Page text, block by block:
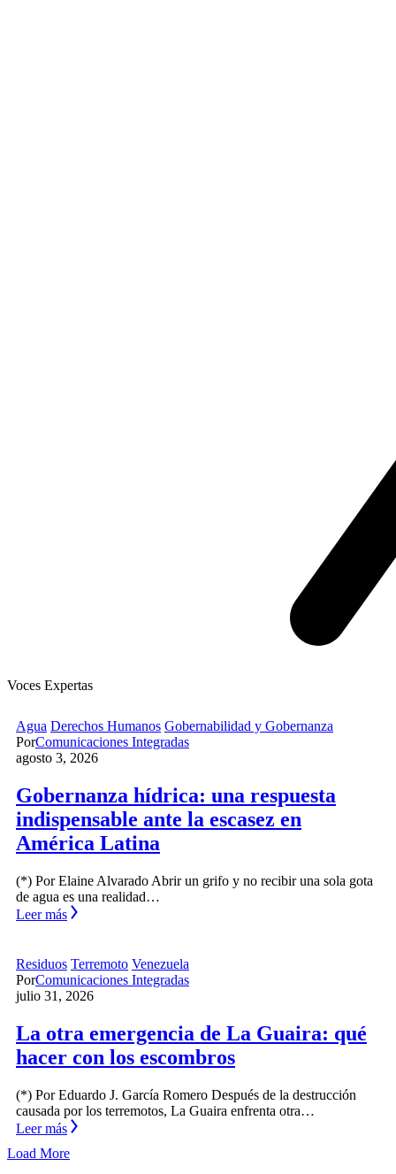
Voces Expertas
Agua Derechos Humanos Gobernabilidad y Gobernanza
PorComunicaciones Integradas
agosto 3, 2026
Gobernanza hídrica: una respuesta
indispensable ante la escasez en
América Latina
(*) Por Elaine Alvarado Abrir un grifo y no recibir una sola gota
de agua es una realidad…
Leer más
Residuos Terremoto Venezuela
PorComunicaciones Integradas
julio 31, 2026
La otra emergencia de La Guaira: qué
hacer con los escombros
(*) Por Eduardo J. García Romero Después de la destrucción
causada por los terremotos, La Guaira enfrenta otra…
Leer más
Load More